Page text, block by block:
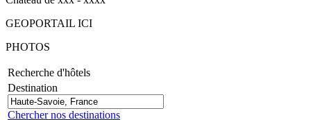
GEOPORTAIL ICI
PHOTOS
Recherche d'hôtels
Destination
Chercher nos destinations